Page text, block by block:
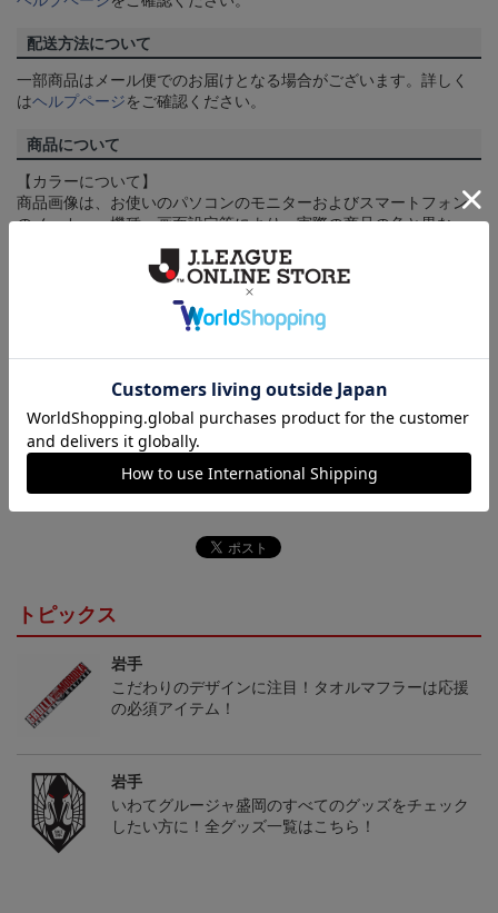
配送方法について
一部商品はメール便でのお届けとなる場合がございます。詳しく
はヘルプページをご確認ください。
商品について
【カラーについて】
商品画像は、お使いのパソコンのモニターおよびスマートフォン
のメーカー・機種・画面設定等により、実際の商品の色と異なっ
て見える場合がございます。あらかじめご了承ください。
取り扱い商品によっては、パッケージやデザインなどの仕様が予
告なく変更になることがございます。
決済について
ギフト対応について
トピックス
岩手
こだわりのデザインに注目！タオルマフラーは応援
の必須アイテム！
岩手
いわてグルージャ盛岡のすべてのグッズをチェック
したい方に！全グッズ一覧はこちら！